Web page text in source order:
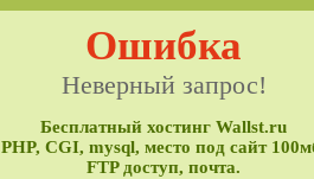
Ошибка
Неверный запрос!
Бесплатный хостинг Wallst.ru
PHP, CGI, mysql, место под сайт
FTP доступ, почта.